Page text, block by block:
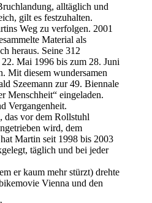
alltäglich und
gilt es festzuhalten.
Weg zu verfolgen. 2001
Material als
heraus. Seine 312
Mai 1996 bis zum 28. Juni
Mit diesem wundersamen
Szeemann zur 49. Biennale
Menschheit“ eingeladen.
Vergangenheit.
vor dem Rollstuhl
wird, dem
Martin seit 1998 bis 2003
täglich und bei jeder
er kaum mehr stürzt) drehte
Vienna und den